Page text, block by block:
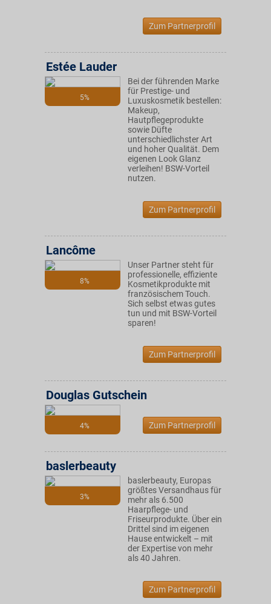
Zum Partnerprofil
5%
Estée Lauder
Bei der führenden Marke
für Prestige- und
Luxuskosmetik bestellen:
Makeup,
Hautpflegeprodukte
sowie Düfte
unterschiedlichster Art
und hoher Qualität. Dem
eigenen Look Glanz
verleihen! BSW-Vorteil
nutzen.
Zum Partnerprofil
8%
Lancôme
Unser Partner steht für
professionelle, effiziente
Kosmetikprodukte mit
französischem Touch.
Sich selbst etwas gutes
tun und mit BSW-Vorteil
sparen!
Zum Partnerprofil
4%
Douglas Gutschein
Zum Partnerprofil
3%
baslerbeauty
baslerbeauty, Europas
größtes Versandhaus für
mehr als 6.500
Haarpflege- und
Friseurprodukte. Über ein
Drittel sind im eigenen
Hause entwickelt – mit
der Expertise von mehr
als 40 Jahren.
Zum Partnerprofil